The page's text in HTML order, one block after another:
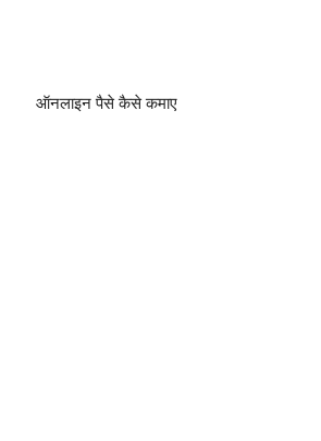
ऑनलाइन पैसे कैसे कमाए